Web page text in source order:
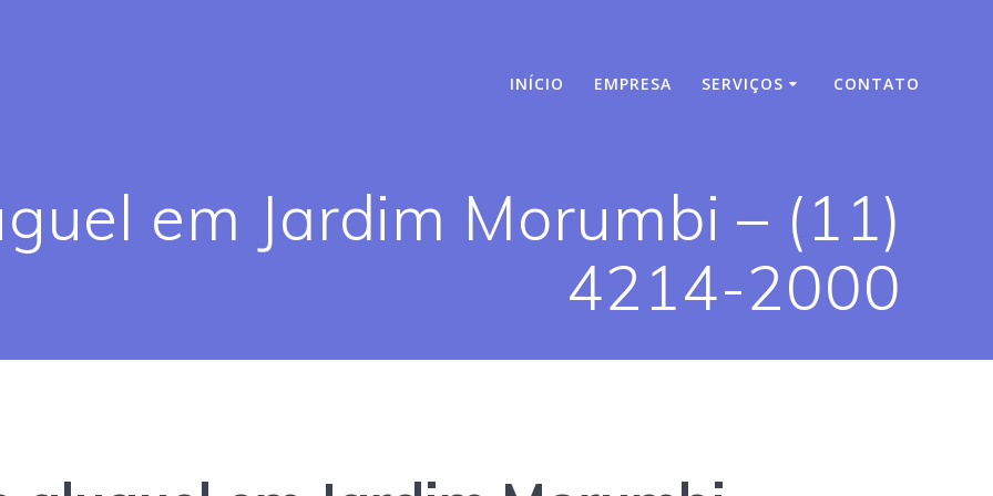
INÍCIO EMPRESA SERVIÇOS CONTATO
em Jardim Morumbi – (11)
4214-2000